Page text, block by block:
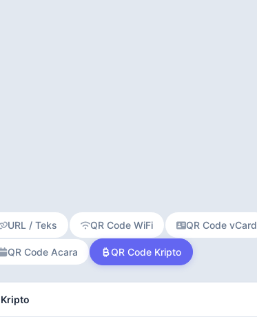
URL / Teks QR Code WiFi QR Code vCard
QR Code Acara QR Code Kripto
Kripto